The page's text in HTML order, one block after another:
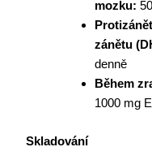
mozku:
zánětu
denně
Během
1000 mg
Skladování